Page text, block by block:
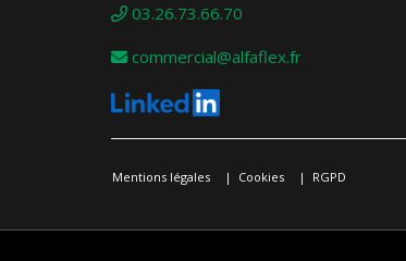
03.26.73.66.70
commercial@alfaflex.fr
Mentions légales Cookies RGPD